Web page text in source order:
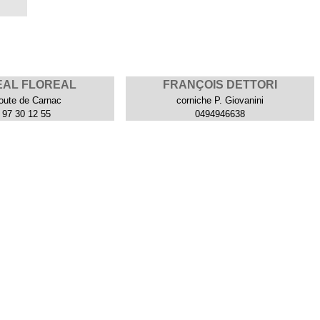
!
FLOREAL
de Carnac
97 30 12 55
FRANÇOIS DETTORI
corniche P. Giovanini
0494946638